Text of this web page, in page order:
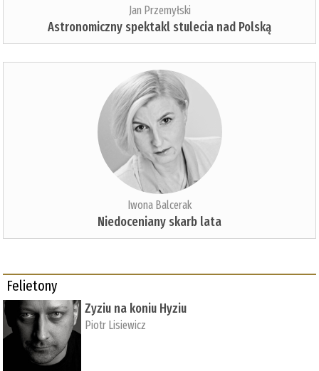
Jan Przemyłski
Astronomiczny spektakl stulecia nad Polską
Iwona Balcerak
Niedoceniany skarb lata
Felietony
Zyziu na koniu Hyziu
Piotr Lisiewicz